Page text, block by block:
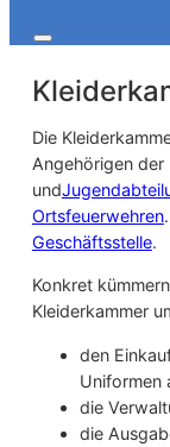
Die
Angehörigen der
und
Ortsfeuerwehren
Geschäftsstelle.
Konkret
Kleiderkammer
den
Uniformen
die
die